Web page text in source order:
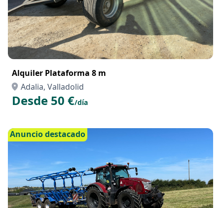
Alquiler Plataforma 8 m
Adalia, Valladolid
Desde 50 €/día
Anuncio destacado